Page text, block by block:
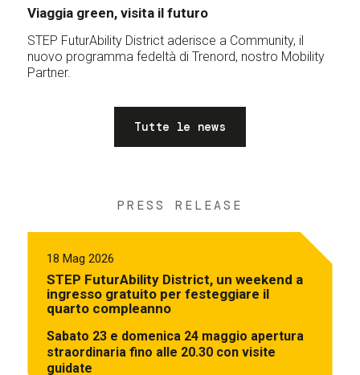
Viaggia green, visita il futuro
STEP FuturAbility District aderisce a Community, il
nuovo programma fedeltà di Trenord, nostro Mobility
Partner.
Tutte le news
PRESS RELEASE
18 Mag 2026
STEP FuturAbility District, un weekend a
ingresso gratuito per festeggiare il
quarto compleanno
Sabato 23 e domenica 24 maggio apertura
straordinaria fino alle 20.30 con visite
guidate